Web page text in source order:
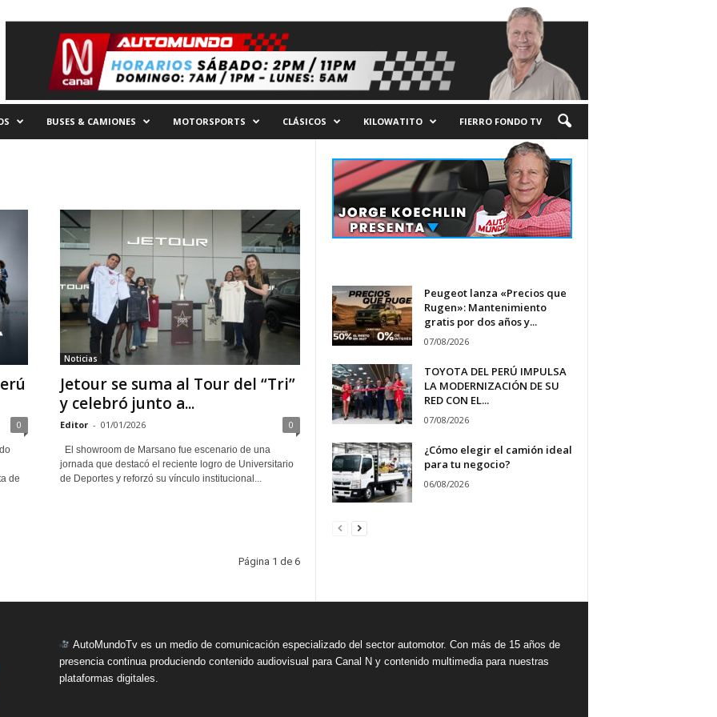
BUSES & CAMIONES MOTORSPORTS CLÁSICOS KILOWATITO FIERRO FONDO TV
0
de
Noticias
Jetour se suma al Tour del “Tri”
y celebró junto a...
Editor - 01/01/2026 0
El showroom de Marsano fue escenario de una
jornada que destacó el reciente logro de Universitario
de Deportes y reforzó su vínculo institucional...
Página 1 de 6
Peugeot lanza «Precios que
Rugen»: Mantenimiento
gratis por dos años y...
07/08/2026
TOYOTA DEL PERÚ IMPULSA
LA MODERNIZACIÓN DE SU
RED CON EL...
07/08/2026
¿Cómo elegir el camión ideal
para tu negocio?
06/08/2026
AutoMundoTv es un medio de comunicación especializado del sector automotor. Con más de 15 años de
presencia continua produciendo contenido audiovisual para Canal N y contenido multimedia para nuestras
plataformas digitales.